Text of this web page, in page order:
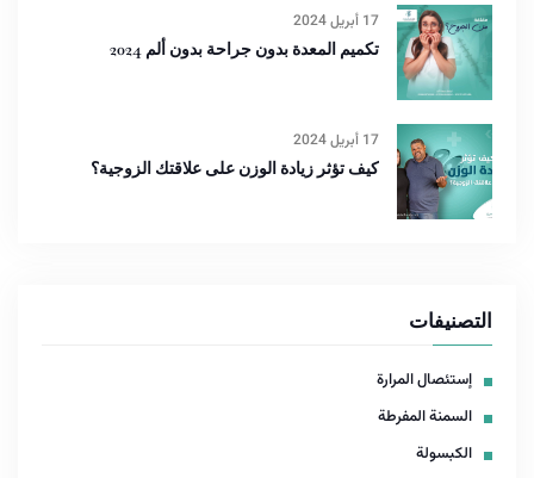
17 أبريل 2024
تكميم المعدة بدون جراحة بدون ألم 2024
17 أبريل 2024
كيف تؤثر زيادة الوزن على علاقتك الزوجية؟
التصنيفات
إستئصال المرارة
السمنة المفرطة
الكبسولة